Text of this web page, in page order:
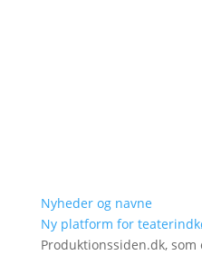
Nyheder og navne
Ny platform for
Produktionssiden.dk,